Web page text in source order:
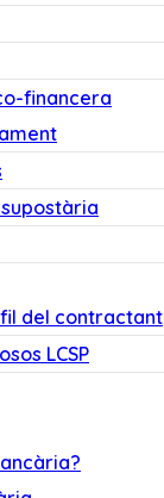
financera
del contractant
LCSP